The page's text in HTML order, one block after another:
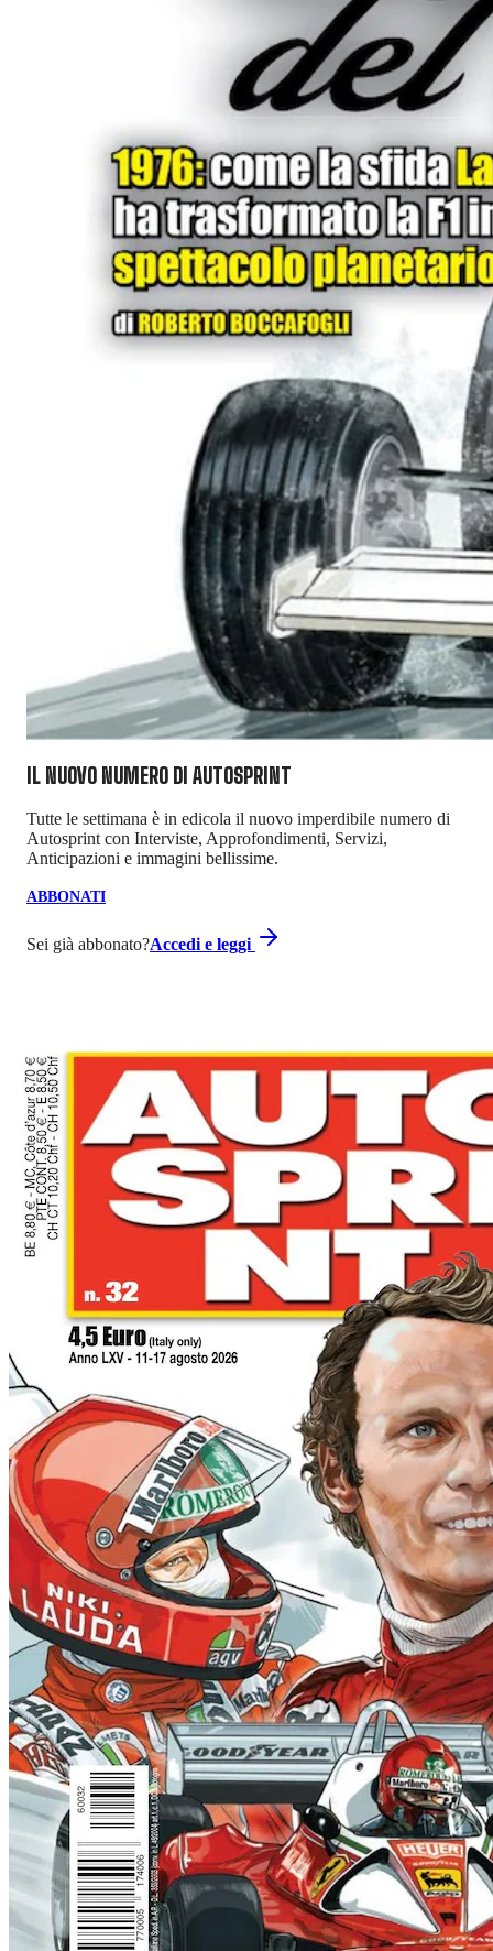
IL NUOVO NUMERO DI AUTOSPRINT
Tutte le settimana è in edicola il nuovo imperdibile numero di
Autosprint con Interviste, Approfondimenti, Servizi,
Anticipazioni e immagini bellissime.
ABBONATI
Sei già abbonato?Accedi e leggi